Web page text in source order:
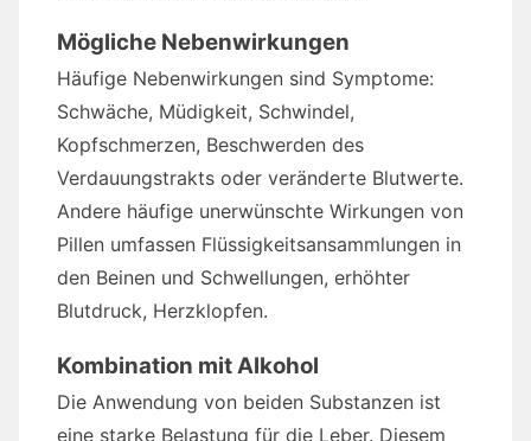
Mögliche Nebenwirkungen
Häufige Nebenwirkungen sind Symptome:
Schwäche, Müdigkeit, Schwindel,
Kopfschmerzen, Beschwerden des
Verdauungstrakts oder veränderte Blutwerte.
Andere häufige unerwünschte Wirkungen von
Pillen umfassen Flüssigkeitsansammlungen in
den Beinen und Schwellungen, erhöhter
Blutdruck, Herzklopfen.
Kombination mit Alkohol
Die Anwendung von beiden Substanzen ist
eine starke Belastung für die Leber. Diesem